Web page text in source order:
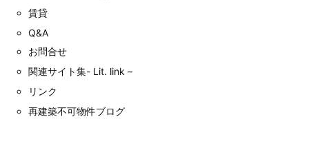
賃貸
Q&A
お問合せ
関連サイト集- Lit. link –
リンク
再建築不可物件ブログ